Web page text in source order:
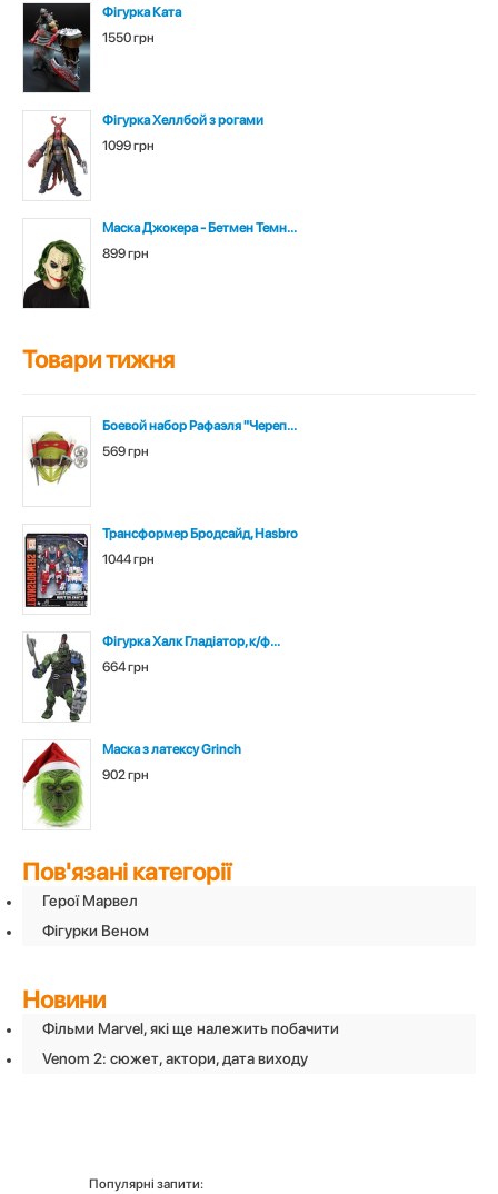
Фігурка Ката
1550 грн
Фігурка Хеллбой з рогами
1099 грн
Маска Джокера - Бетмен Темн...
899 грн
Товари тижня
Боевой набор Рафаэля "Череп...
569 грн
Трансформер Бродсайд, Hasbro
1044 грн
Фігурка Халк Гладіатор, к/ф...
664 грн
Маска з латексу Grinch
902 грн
Пов'язані категорії
Герої Марвел
Фiгурки Веном
Новини
Фільми Marvel, які ще належить побачити
Venom 2: сюжет, актори, дата виходу
Популярні запити: